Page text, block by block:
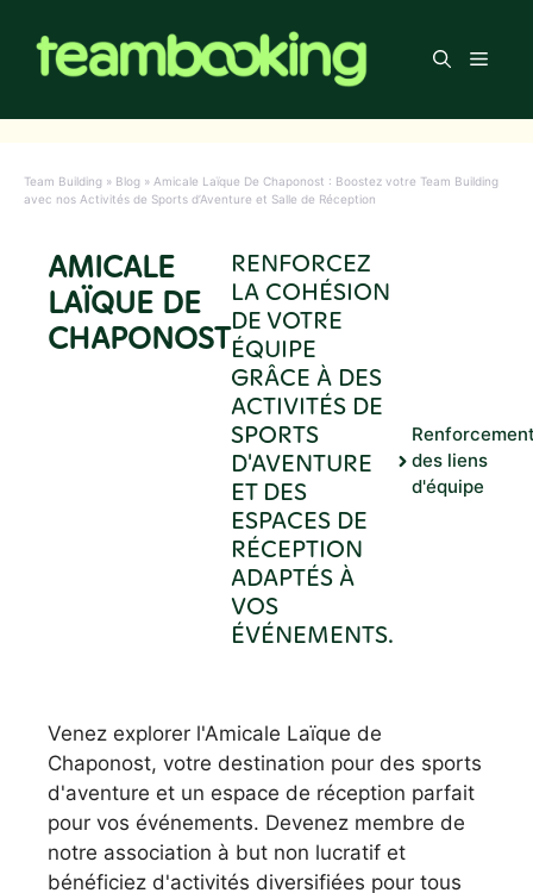
contenu
Menu
Team Building » Blog » Amicale Laïque De Chaponost : Boostez votre Team Building
avec nos Activités de Sports d’Aventure et Salle de Réception
AMICALE
LAÏQUE DE
CHAPONOST
RENFORCEZ
LA COHÉSION
DE VOTRE
ÉQUIPE
GRÂCE À DES
ACTIVITÉS DE
SPORTS
D'AVENTURE
ET DES
ESPACES DE
RÉCEPTION
ADAPTÉS À
VOS
ÉVÉNEMENTS.
des liens
d'équipe
Venez explorer l'Amicale Laïque de
Chaponost, votre destination pour des sports
d'aventure et un espace de réception parfait
pour vos événements. Devenez membre de
notre association à but non lucratif et
bénéficiez d'activités diversifiées pour tous